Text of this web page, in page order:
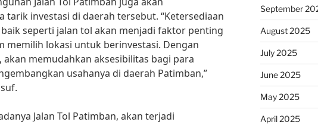
tarik investasi di daerah tersebut. “Ketersediaan
seperti jalan tol akan menjadi faktor penting
memilih lokasi untuk berinvestasi. Dengan
akan memudahkan aksesibilitas bagi para
usahanya di daerah Patimban,”
Jalan Tol Patimban, akan terjadi
September
August 2025
July 2025
June 2025
May 2025
April 2025